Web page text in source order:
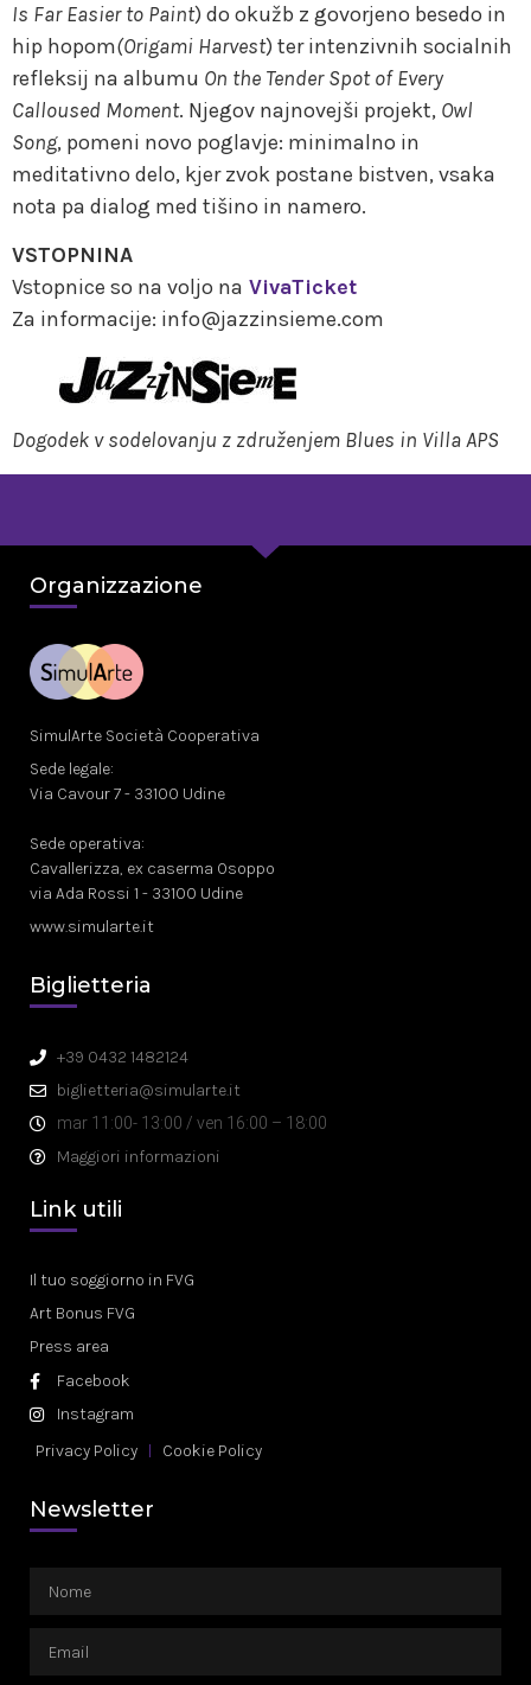
Is Far Easier to Paint) do okužb z govorjeno besedo in
hip hopom(Origami Harvest) ter intenzivnih socialnih
refleksij na albumu On the Tender Spot of Every
Calloused Moment. Njegov najnovejši projekt, Owl
Song, pomeni novo poglavje: minimalno in
meditativno delo, kjer zvok postane bistven, vsaka
nota pa dialog med tišino in namero.
VSTOPNINA
Vstopnice so na voljo na VivaTicket
Za informacije: info@jazzinsieme.com
Dogodek v sodelovanju z združenjem Blues in Villa APS
Organizzazione
SimulArte Società Cooperativa
Sede legale:
Via Cavour 7 - 33100 Udine
Sede operativa:
Cavallerizza, ex caserma Osoppo
via Ada Rossi 1 - 33100 Udine
www.simularte.it
Biglietteria
+39 0432 1482124
biglietteria@simularte.it
mar 11:00- 13:00 / ven 16:00 – 18:00
Maggiori informazioni
Link utili
Il tuo soggiorno in FVG
Art Bonus FVG
Press area
Facebook
Instagram
Privacy Policy
Cookie Policy
Newsletter